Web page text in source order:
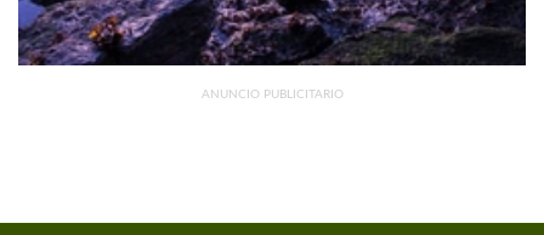
ANUNCIO PUBLICITARIO